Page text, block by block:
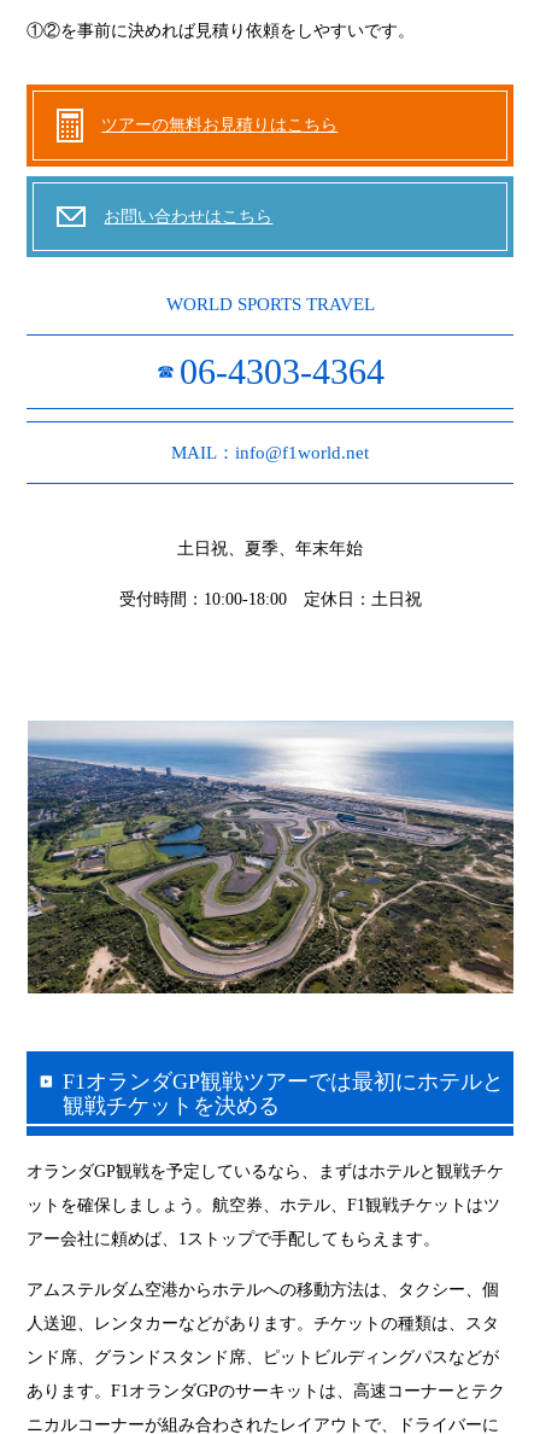
①②を事前に決めれば見積り依頼をしやすいです。
ツアーの無料お見積りはこちら
お問い合わせはこちら
WORLD SPORTS TRAVEL
☎ 06-4303-4364
MAIL：info@f1world.net
土日祝、夏季、年末年始
受付時間：10:00-18:00 定休日：土日祝
F1オランダGP観戦ツアーでは最初にホテルと
観戦チケットを決める
オランダGP観戦を予定しているなら、まずはホテルと観戦チケ
ットを確保しましょう。航空券、ホテル、F1観戦チケットはツ
アー会社に頼めば、1ストップで手配してもらえます。
アムステルダム空港からホテルへの移動方法は、タクシー、個
人送迎、レンタカーなどがあります。チケットの種類は、スタ
ンド席、グランドスタンド席、ピットビルディングパスなどが
あります。F1オランダGPのサーキットは、高速コーナーとテク
ニカルコーナーが組み合わされたレイアウトで、ドライバーに